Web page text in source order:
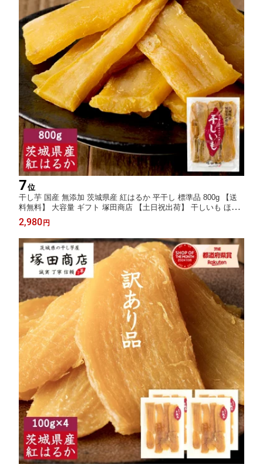
7位
干し芋 国産 無添加 茨城県産 紅はるか 平干し 標準品 800g 【送
料無料】 大容量 ギフト 塚田商店 【土日祝出荷】 干しいも ほし
いも さつまいも 和菓子 スイーツ おやつ お取り寄せ プレゼント
2,980円